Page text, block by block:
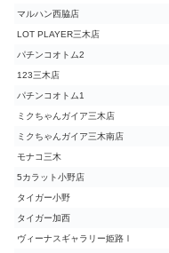
マルハン西脇店
LOT PLAYER三木店
パチンコオトム2
123三木店
パチンコオトム1
ミクちゃんガイア三木店
ミクちゃんガイア三木南店
モナコ三木
5カラット小野店
タイガー小野
タイガー加西
ヴィーナスギャラリー姫路Ⅰ